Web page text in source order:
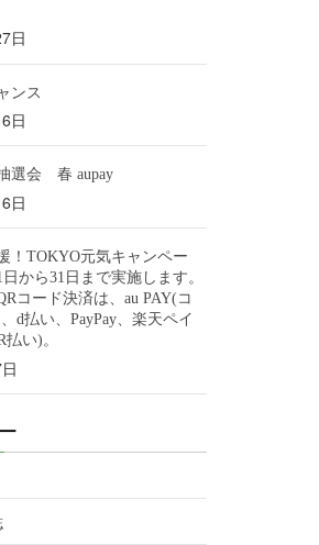
日
ンス
日
選会 春 aupay
日
！TOKYO元気キャンペー
から31日まで実施します。
コード決済は、au PAY(コ
d払い、PayPay、楽天ペイ
い)。